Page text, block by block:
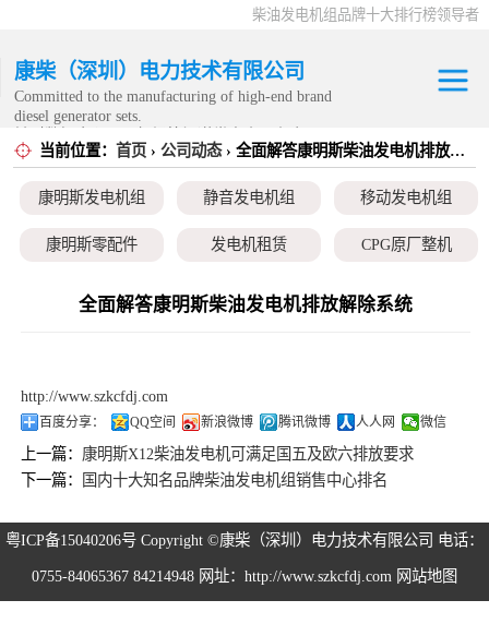
柴油发电机组品牌十大排行榜领导者
康柴（深圳）电力技术有限公司
Committed to the manufacturing of high-end brand
diesel generator sets.
务范围内。
当前位置： 首页 › 公司动态› 全面解答康明斯柴油发电机排放解除系统
康明斯发电机组 静音发电机组 移动发电机组
康明斯零配件 发电机租赁 CPG原厂整机
全面解答康明斯柴油发电机排放解除系统
http://www.szkcfdj.com
百度分享： QQ空间 新浪微博 腾讯微博 人人网 微信
上一篇： 康明斯X12柴油发电机可满足国五及欧六排放要求
下一篇：
国内十大知名品牌柴油发电机组销售中心排名
粤ICP备15040206号 Copyright ©康柴（深圳）电力技术有限公司 电话：
0755-84065367 84214948 网址：http://www.szkcfdj.com 网站地图
康明斯发电机组
静音发电机组
康明斯零配件
CPG原厂整机